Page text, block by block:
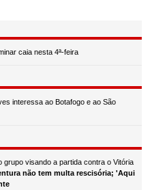
caia nesta 4ª-feira
interessa ao Botafogo e ao São
grupo visando a partida contra o Vitória
não tem multa rescisória; 'Aqui